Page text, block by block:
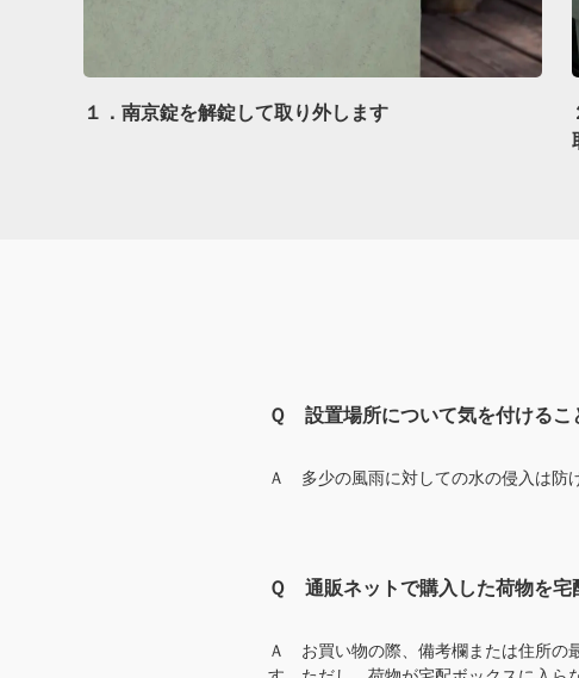
１．南京錠を解錠して取り外します
Ｑ 設置場所について気を付けるこ
Ａ 多少の風雨に対しての水の侵入は防
Ｑ 通販ネットで購入した荷物を宅
Ａ お買い物の際、備考欄または住所の